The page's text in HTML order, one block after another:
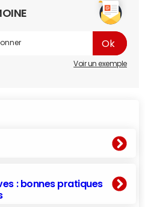
Voir un exemple
: bonnes pratiques